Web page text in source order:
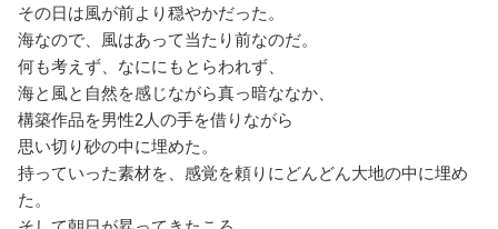
その日は風が前より穏やかだった。
海なので、風はあって当たり前なのだ。
何も考えず、なににもとらわれず、
海と風と自然を感じながら真っ暗ななか、
構築作品を男性2人の手を借りながら
思い切り砂の中に埋めた。
持っていった素材を、感覚を頼りにどんどん大地の中に埋め
た。